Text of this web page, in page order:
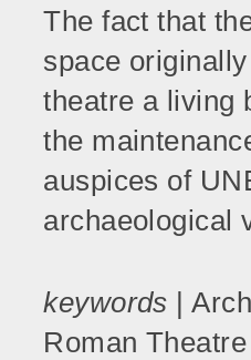
The fact that
space
theatre a living
the
auspices of
archaeological
keywords |
Roman